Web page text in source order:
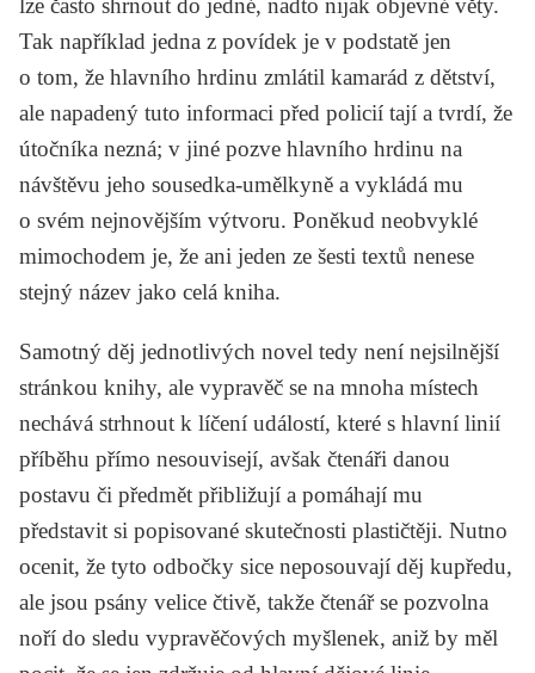
Tak například jedna z povídek je v podstatě jen
o tom, že hlavního hrdinu zmlátil kamarád z dětství,
ale napadený tuto informaci před policií tají a tvrdí, že
útočníka nezná; v jiné pozve hlavního hrdinu na
návštěvu jeho sousedka-umělkyně a vykládá mu
o svém nejnovějším výtvoru. Poněkud neobvyklé
mimochodem je, že ani jeden ze šesti textů nenese
stejný název jako celá kniha.
Samotný děj jednotlivých novel tedy není nejsilnější
stránkou knihy, ale vypravěč se na mnoha místech
nechává strhnout k líčení událostí, které s hlavní linií
příběhu přímo nesouvisejí, avšak čtenáři danou
postavu či předmět přibližují a pomáhají mu
představit si popisované skutečnosti plastičtěji. Nutno
ocenit, že tyto odbočky sice neposouvají děj kupředu,
ale jsou psány velice čtivě, takže čtenář se pozvolna
noří do sledu vypravěčových myšlenek, aniž by měl